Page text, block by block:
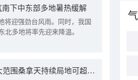
下中东部多地暑热缓解
将迎强劲台风雨。同时，我国
多地将率先迎来降温。
我国降雨强度进一步减弱 中东部大范围桑拿天持续局地可超38℃